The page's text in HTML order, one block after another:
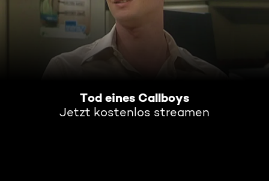
Tod eines Callboys
Jetzt kostenlos streamen